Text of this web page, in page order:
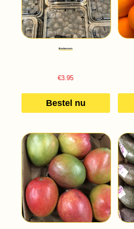
Bosbessen
€3.95
Bestel nu